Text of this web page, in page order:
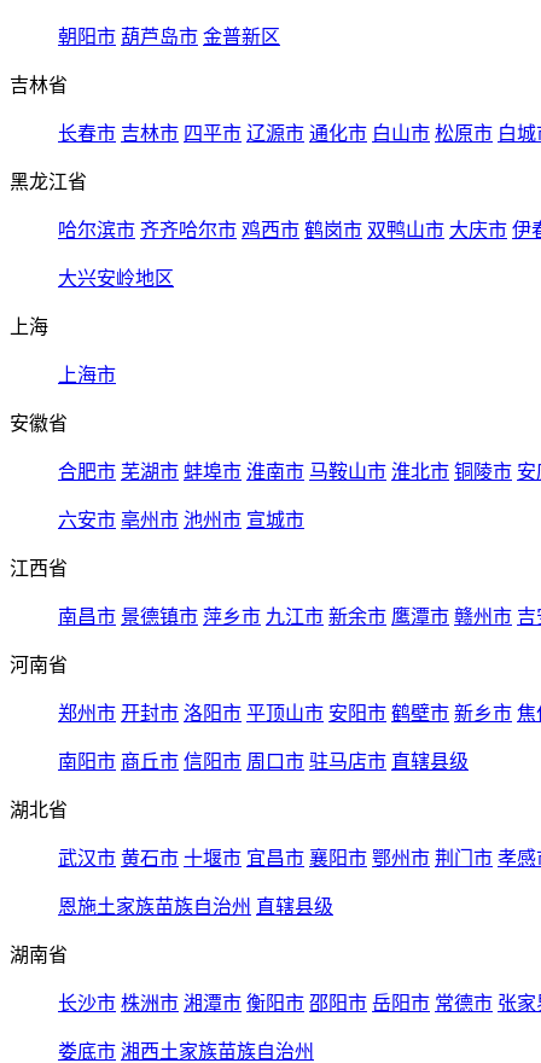
朝阳市 葫芦岛市 金普新区
吉林省
长春市 吉林市 四平市 辽源市 通化市 白山市 松原市 白城
黑龙江省
哈尔滨市 齐齐哈尔市 鸡西市 鹤岗市 双鸭山市 大庆市 伊
大兴安岭地区
上海
上海市
安徽省
合肥市 芜湖市 蚌埠市 淮南市 马鞍山市 淮北市 铜陵市 安
六安市 亳州市 池州市 宣城市
江西省
南昌市 景德镇市 萍乡市 九江市 新余市 鹰潭市 赣州市 吉
河南省
郑州市 开封市 洛阳市 平顶山市 安阳市 鹤壁市 新乡市 焦
南阳市 商丘市 信阳市 周口市 驻马店市 直辖县级
湖北省
武汉市 黄石市 十堰市 宜昌市 襄阳市 鄂州市 荆门市 孝感
恩施土家族苗族自治州 直辖县级
湖南省
长沙市 株洲市 湘潭市 衡阳市 邵阳市 岳阳市 常德市 张家
娄底市 湘西土家族苗族自治州